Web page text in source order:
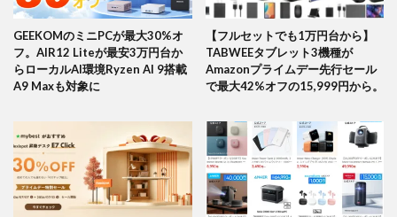
GEEKOMのミニPCが最大30%オ
フ。AIR12 Liteが最安3万円台か
らローカルAI環境Ryzen AI 9搭載
A9 Maxも対象に
【フルセットでも1万円台から】
TABWEEタブレット3機種が
Amazonプライムデー先行セール
で最大42%オフの15,999円から。